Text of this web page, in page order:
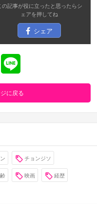
の記事が役に立ったと思ったらシ
ェアを押してね
シェア
に戻る
チョンジソ
映画 経歴